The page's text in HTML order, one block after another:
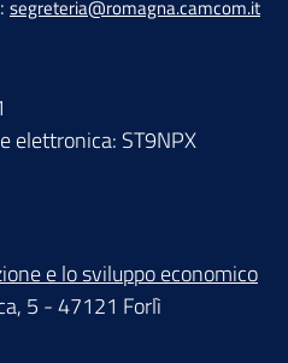
segreteria@romagna.camcom.it
elettronica: ST9NPX
e lo sviluppo economico
5 - 47121 Forlì